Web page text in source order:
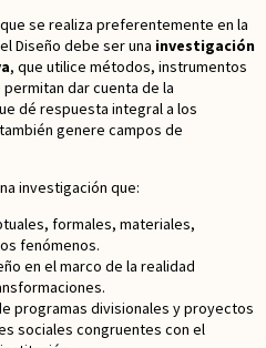
se realiza preferentemente en la
Diseño debe ser una investigación
, que utilice métodos, instrumentos
dar cuenta de la
dé respuesta integral a los
genere campos de
investigación que:
formales, materiales,
fenómenos.
en el marco de la realidad
programas divisionales y proyectos
sociales congruentes con el